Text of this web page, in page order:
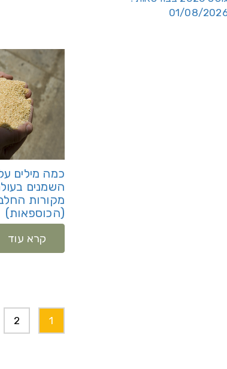
כמה מילים
השמנים
מקורות
(הכוספאות)
קרא עוד
1
2